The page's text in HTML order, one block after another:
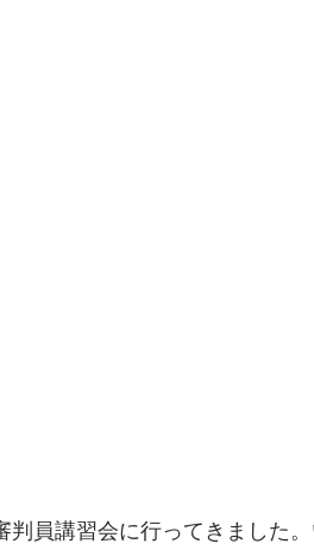
判員講習会に行ってきました